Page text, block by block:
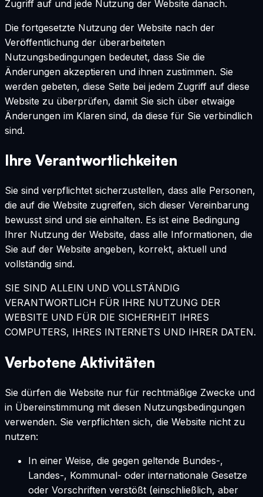
Zugriff auf und jede Nutzung der Website danach.
Die fortgesetzte Nutzung der Website nach der
Veröffentlichung der überarbeiteten
Nutzungsbedingungen bedeutet, dass Sie die
Änderungen akzeptieren und ihnen zustimmen. Sie
werden gebeten, diese Seite bei jedem Zugriff auf diese
Website zu überprüfen, damit Sie sich über etwaige
Änderungen im Klaren sind, da diese für Sie verbindlich
sind.
Ihre Verantwortlichkeiten
Sie sind verpflichtet sicherzustellen, dass alle Personen,
die auf die Website zugreifen, sich dieser Vereinbarung
bewusst sind und sie einhalten. Es ist eine Bedingung
Ihrer Nutzung der Website, dass alle Informationen, die
Sie auf der Website angeben, korrekt, aktuell und
vollständig sind.
SIE SIND ALLEIN UND VOLLSTÄNDIG
VERANTWORTLICH FÜR IHRE NUTZUNG DER
WEBSITE UND FÜR DIE SICHERHEIT IHRES
COMPUTERS, IHRES INTERNETS UND IHRER DATEN.
Verbotene Aktivitäten
Sie dürfen die Website nur für rechtmäßige Zwecke und
in Übereinstimmung mit diesen Nutzungsbedingungen
verwenden. Sie verpflichten sich, die Website nicht zu
nutzen:
In einer Weise, die gegen geltende Bundes-,
Landes-, Kommunal- oder internationale Gesetze
oder Vorschriften verstößt (einschließlich, aber